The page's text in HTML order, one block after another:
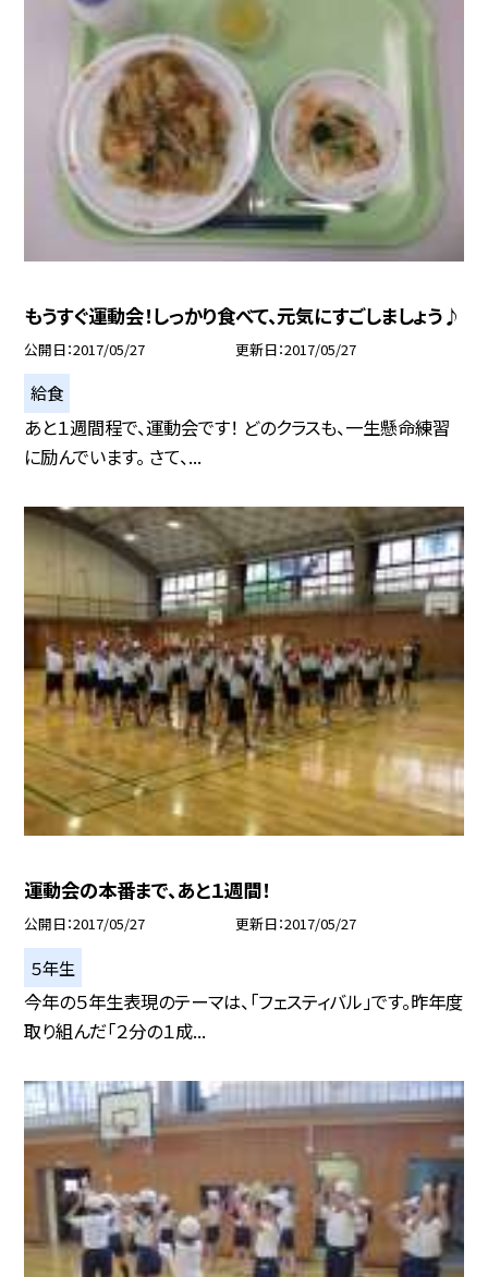
もうすぐ運動会！しっかり食べて、元気にすごしましょう♪
公開日 2017/05/27 更新日 2017/05/27
給食
あと１週間程で、運動会です！ どのクラスも、一生懸命練習
に励んでいます。 さて、...
運動会の本番まで、あと１週間！
公開日 2017/05/27 更新日 2017/05/27
５年生
今年の５年生表現のテーマは、「フェスティバル」です。昨年度
取り組んだ「２分の１成...